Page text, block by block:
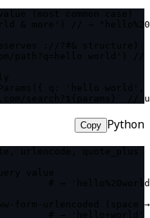
& more') // →
search?${params}` //
Python
Copy
# →
form-urlencoded (space